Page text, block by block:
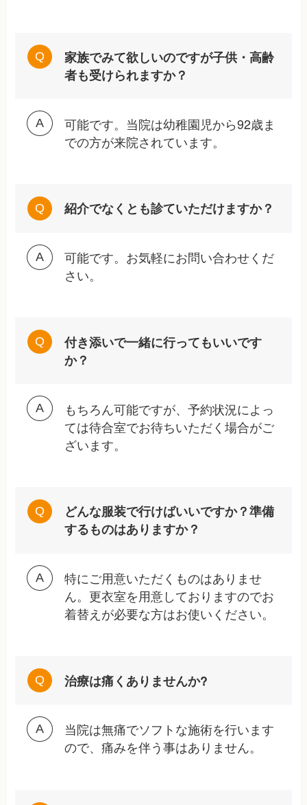
家族でみて欲しいのですが子供・高齢
者も受けられますか？
可能です。当院は幼稚園児から92歳ま
での方が来院されています。
紹介でなくとも診ていただけますか？
可能です。お気軽にお問い合わせくだ
さい。
付き添いで一緒に行ってもいいです
か？
もちろん可能ですが、予約状況によっ
ては待合室でお待ちいただく場合がご
ざいます。
どんな服装で行けばいいですか？準備
するものはありますか？
特にご用意いただくものはありませ
ん。更衣室を用意しておりますのでお
着替えが必要な方はお使いください。
治療は痛くありませんか?
当院は無痛でソフトな施術を行います
ので、痛みを伴う事はありません。